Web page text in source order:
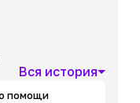
Вся история
помощи